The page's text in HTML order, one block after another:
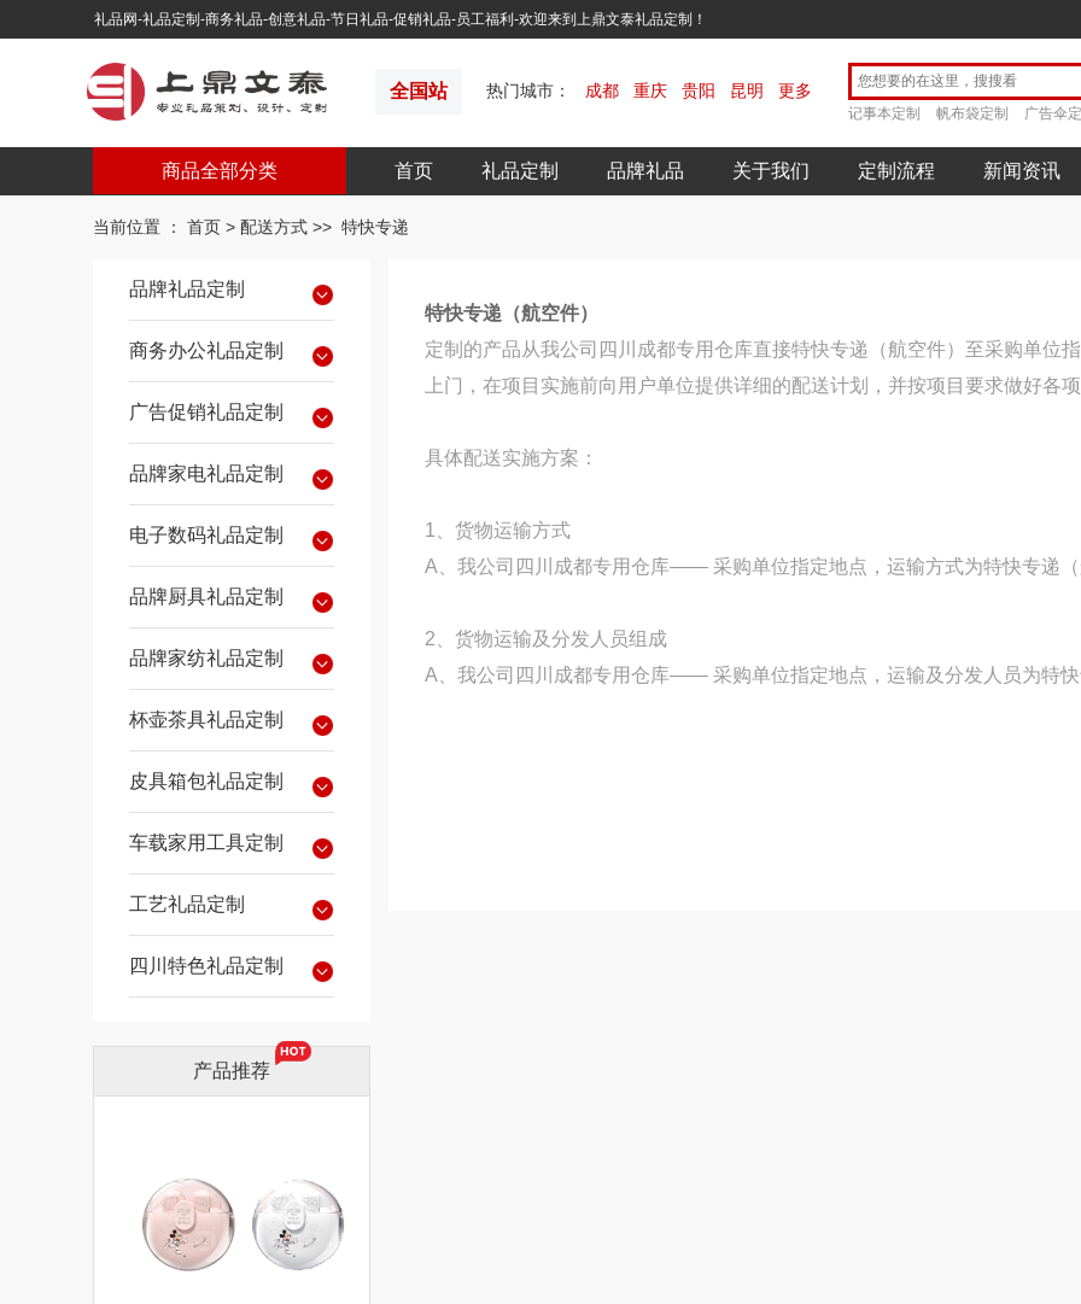
礼品网-礼品定制-商务礼品-创意礼品-节日礼品-促销礼品-员工福利-欢迎来到上鼎文泰礼品定制！
全国站 热门城市： 成都 重庆 贵阳 昆明 更多
记事本定制 帆布袋定制 广告伞
商品全部分类 首页 礼品定制 品牌礼品 关于我们 定制流程 新闻资讯
当前位置 ： 首页 > 配送方式 >> 特快专递
品牌礼品定制
商务办公礼品定制
广告促销礼品定制
品牌家电礼品定制
电子数码礼品定制
品牌厨具礼品定制
品牌家纺礼品定制
杯壶茶具礼品定制
皮具箱包礼品定制
车载家用工具定制
工艺礼品定制
四川特色礼品定制
产品推荐
特快专递（航空件）
定制的产品从我公司四川成都专用仓库直接特快专递（航空件）至采购单位
上门，在项目实施前向用户单位提供详细的配送计划，并按项目要求做好各
具体配送实施方案：
1、货物运输方式
A、我公司四川成都专用仓库—— 采购单位指定地点，运输方式为特快专递
2、货物运输及分发人员组成
A、我公司四川成都专用仓库—— 采购单位指定地点，运输及分发人员为特